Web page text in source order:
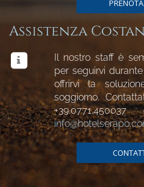
Assistenza
Il nostro staff è
per seguirvi
offrirvi la
soggiorno.
+39.0771.450037